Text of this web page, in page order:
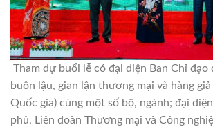
Tham dự buổi lễ có đại diện Ban Chỉ đạo
buôn lậu, gian lận thương mại và hàng
Quốc gia) cùng một số bộ, ngành; đại
phủ, Liên đoàn Thương mại và Công